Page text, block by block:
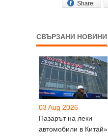
Share
СВЪРЗАНИ НОВИНИ
03 Aug 2026
Пазарът на леки
автомобили в Китай»